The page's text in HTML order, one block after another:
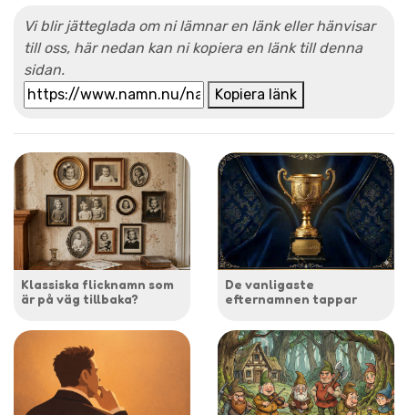
Vi blir jätteglada om ni lämnar en länk eller hänvisar
till oss, här nedan kan ni kopiera en länk till denna
sidan.
Kopiera länk
Klassiska flicknamn som
är på väg tillbaka?
De vanligaste
efternamnen tappar